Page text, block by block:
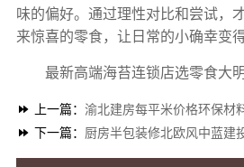
味的偏好。通过理性对比和尝试，
来惊喜的零食，让日常的小确幸变
最新高端海苔连锁店选零食大
上一篇： 渝北建房每平米价格环保材料-
下一篇： 厨房半包装修北欧风中蓝建投（北